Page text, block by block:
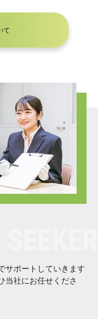
て
サポートしていきます
当社にお任せくださ